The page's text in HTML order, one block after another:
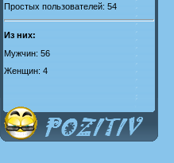
Простых пользователей: 54
Из них:
Мужчин: 56
Женщин: 4